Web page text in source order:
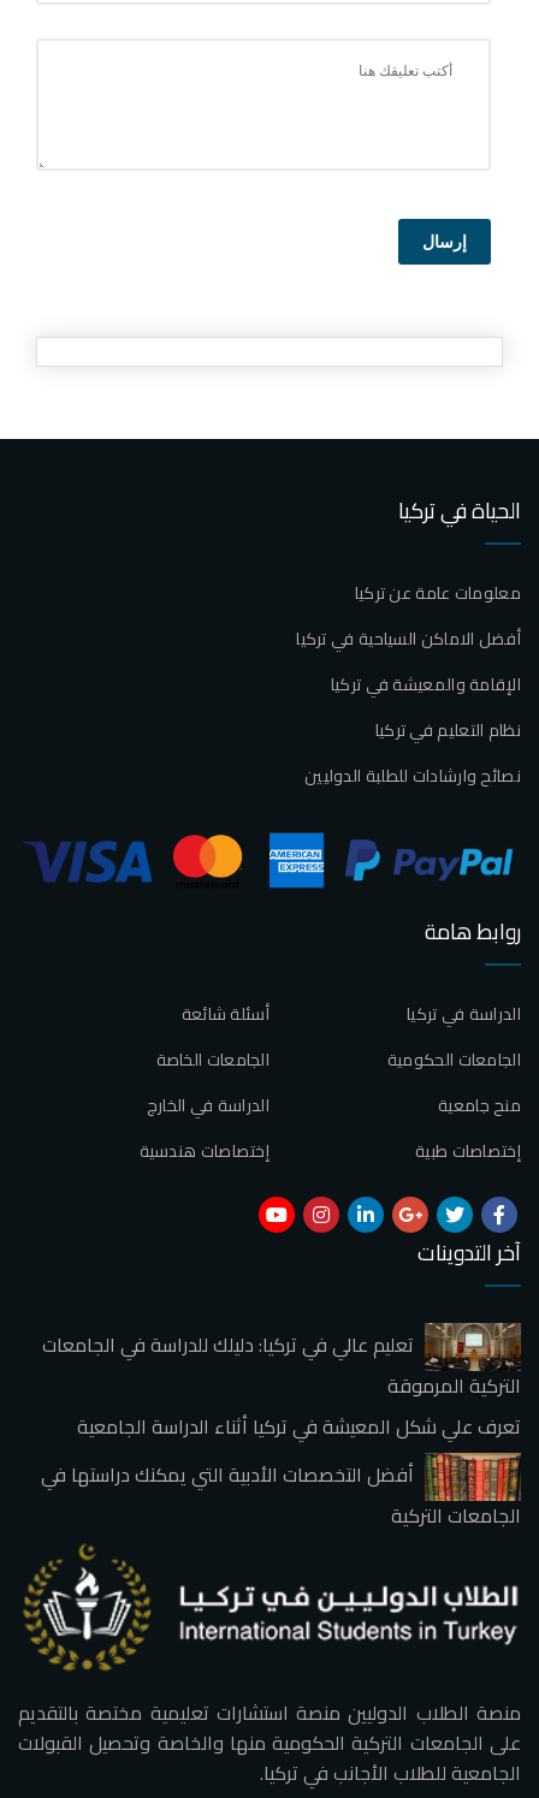
إرسال
الحياة في تركيا
معلومات عامة عن تركيا
أفضل الاماكن السياحية في تركيا
الإقامة والمعيشة في تركيا
نظام التعليم في تركيا
نصائح وارشادات للطلبة الدوليين
روابط هامة
أسئلة شائعة
الدراسة في تركيا
الجامعات الخاصة
الجامعات الحكومية
الدراسة في الخارج
منح جامعية
إختصاصات هندسية
إختصاصات طبية
آخر التدوينات
تعليم عالي في تركيا: دليلك للدراسة في الجامعات
التركية المرموقة
تعرف علي شكل المعيشة في تركيا أثناء الدراسة الجامعية
أفضل التخصصات الأدبية التي يمكنك دراستها في
الجامعات التركية
منصة الطلاب الدوليين منصة استشارات تعليمية مختصة بالتقديم
على الجامعات التركية الحكومية منها والخاصة وتحصيل القبولات
الجامعية للطلاب الأجانب في تركيا.